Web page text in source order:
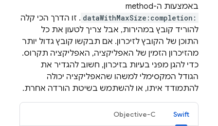
באמצעות ה-method‏
dataWithMaxSize:completion: . זו הדרך הכי קלה
להוריד קובץ במהירות, אבל צריך לטעון את כל
התוכן של הקובץ לזיכרון. אם תבקשו קובץ גדול יותר
מהזיכרון הזמין של האפליקציה, האפליקציה תקרוס.
כדי להגן מפני בעיות בזיכרון, חשוב להגדיר את
הגודל המקסימלי למשהו שהאפליקציה יכולה
להתמודד איתו, או להשתמש בשיטת הורדה אחרת.
Swift
Objective-C